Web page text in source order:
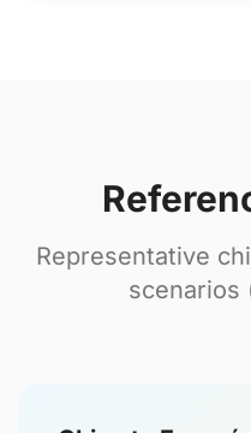
Representative
scenarios